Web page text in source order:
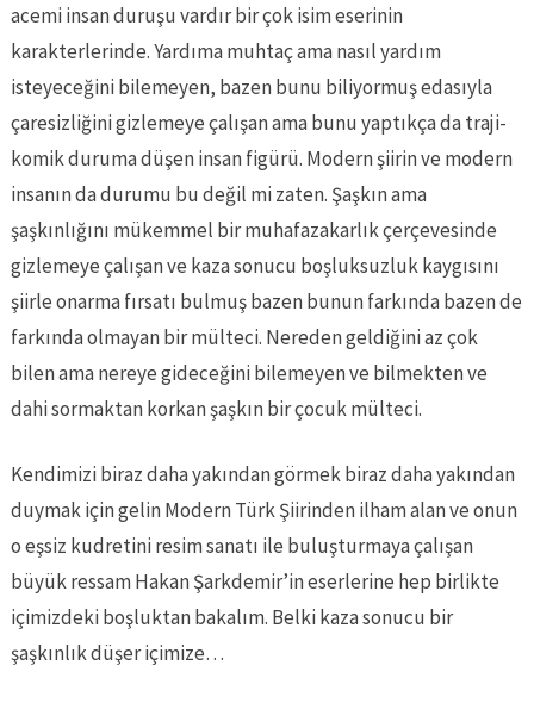
acemi insan duruşu vardır bir çok isim eserinin
karakterlerinde. Yardıma muhtaç ama nasıl yardım
isteyeceğini bilemeyen, bazen bunu biliyormuş edasıyla
çaresizliğini gizlemeye çalışan ama bunu yaptıkça da traji-
komik duruma düşen insan figürü. Modern şiirin ve modern
insanın da durumu bu değil mi zaten. Şaşkın ama
şaşkınlığını mükemmel bir muhafazakarlık çerçevesinde
gizlemeye çalışan ve kaza sonucu boşluksuzluk kaygısını
şiirle onarma fırsatı bulmuş bazen bunun farkında bazen de
farkında olmayan bir mülteci. Nereden geldiğini az çok
bilen ama nereye gideceğini bilemeyen ve bilmekten ve
dahi sormaktan korkan şaşkın bir çocuk mülteci.
Kendimizi biraz daha yakından görmek biraz daha yakından
duymak için gelin Modern Türk Şiirinden ilham alan ve onun
o eşsiz kudretini resim sanatı ile buluşturmaya çalışan
büyük ressam Hakan Şarkdemir’in eserlerine hep birlikte
içimizdeki boşluktan bakalım. Belki kaza sonucu bir
şaşkınlık düşer içimize…